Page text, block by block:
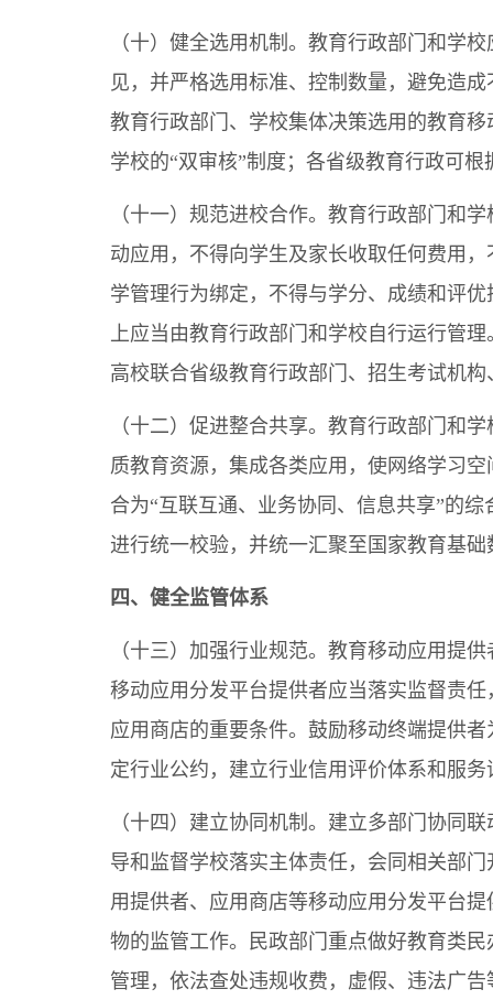
（十）健全选用机制。教育行政部门和学
见，并严格选用标准、控制数量，避免造
教育行政部门、学校集体决策选用的教育
学校的“双审核”制度；各省级教育行政可
（十一）规范进校合作。教育行政部门和
动应用，不得向学生及家长收取任何费用
学管理行为绑定，不得与学分、成绩和评
上应当由教育行政部门和学校自行运行管
高校联合省级教育行政部门、招生考试机
（十二）促进整合共享。教育行政部门和
质教育资源，集成各类应用，使网络学习
合为“互联互通、业务协同、信息共享”的
进行统一校验，并统一汇聚至国家教育基础
四、健全监管体系
（十三）加强行业规范。教育移动应用提
移动应用分发平台提供者应当落实监督责
应用商店的重要条件。鼓励移动终端提供
定行业公约，建立行业信用评价体系和服
（十四）建立协同机制。建立多部门协同
导和监督学校落实主体责任，会同相关部
用提供者、应用商店等移动应用分发平台
物的监管工作。民政部门重点做好教育类
管理，依法查处违规收费，虚假、违法广